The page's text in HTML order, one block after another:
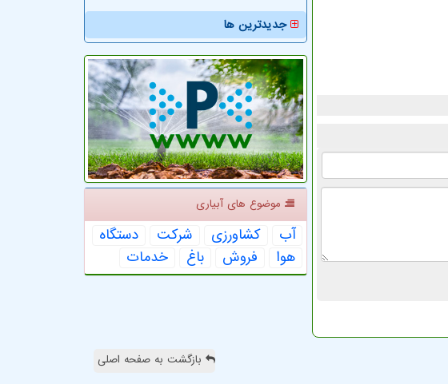
جدیدترین ها
موضوع های آبیاری
آب كشاورزی شركت
دستگاه
هوا
فروش باغ خدمات
بازگشت به صفحه اصلی